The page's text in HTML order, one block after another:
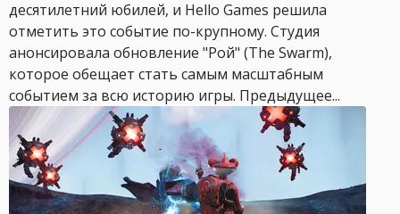
десятилетний юбилей, и Hello Games решила
отметить это событие по-крупному. Студия
анонсировала обновление "Рой" (The Swarm),
которое обещает стать самым масштабным
событием за всю историю игры. Предыдущее...